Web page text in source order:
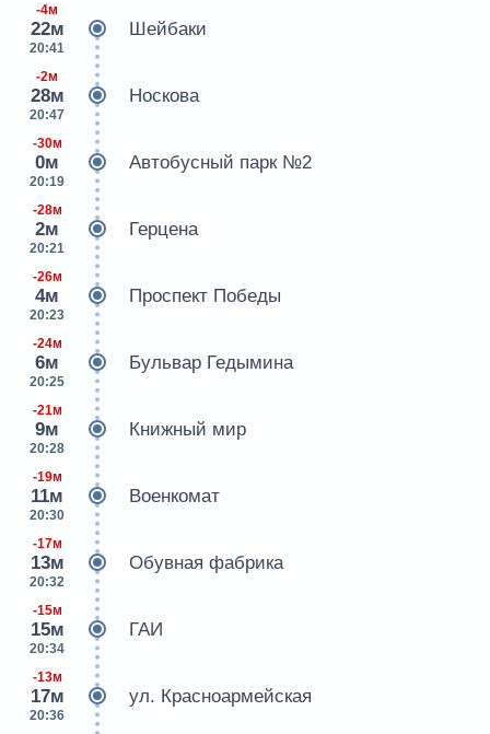
-4м
22м
20:41
Шейбаки
-2м
28м
20:47
Носкова
-30м
0м
20:19
Автобусный парк №2
-28м
2м
20:21
Герцена
-26м
4м
20:23
Проспект Победы
-24м
6м
20:25
Бульвар Гедымина
-21м
9м
20:28
Книжный мир
-19м
11м
20:30
Военкомат
-17м
13м
20:32
Обувная фабрика
-15м
15м
20:34
ГАИ
-13м
17м
20:36
ул. Красноармейская